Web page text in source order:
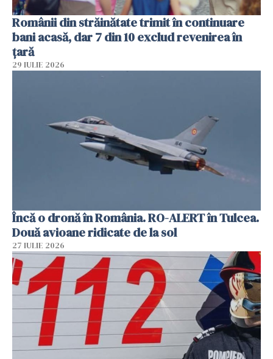
Românii din străinătate trimit în continuare
bani acasă, dar 7 din 10 exclud revenirea în
țară
29 IULIE 2026
Încă o dronă în România. RO-ALERT în Tulcea.
Două avioane ridicate de la sol
27 IULIE 2026